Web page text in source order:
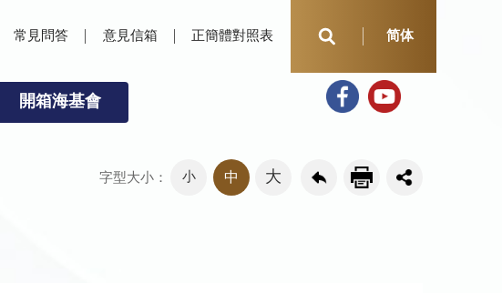
常見問答 意見信箱 正簡體對照表 简体
開箱海基會
字型大小： 小 中 大